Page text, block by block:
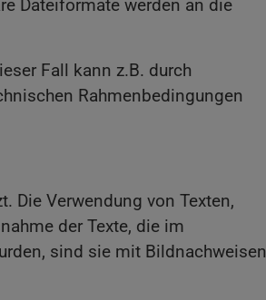
Dateiformate werden an die
Fall kann z.B. durch
Rahmenbedingungen
Die Verwendung von Texten,
der Texte, die im
sind sie mit Bildnachweisen